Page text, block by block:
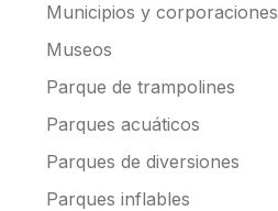
Municipios y corporaciones
Museos
Parque de trampolines
Parques acuáticos
Parques de diversiones
Parques inflables